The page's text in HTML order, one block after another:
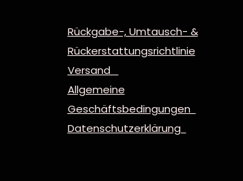
Rückgabe-, Umtausch- &
Rückerstattungsrichtlinie
Versand
Allgemeine
Geschäftsbedingungen
Datenschutzerklärung